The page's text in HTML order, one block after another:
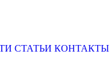
СТАТЬИ КОНТАКТЫ